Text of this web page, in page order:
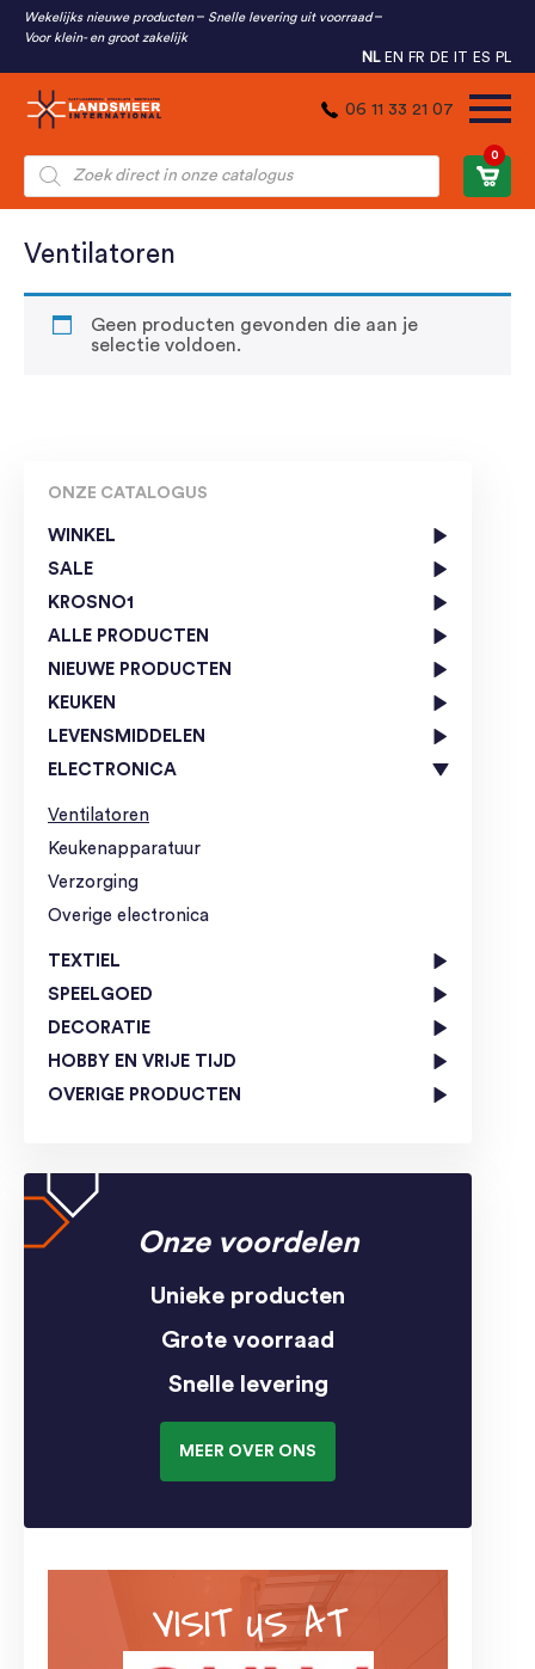
Wekelijks nieuwe producten
Snelle levering uit voorraad
Voor klein- en groot zakelijk
NL EN FR DE IT ES PL
06 11 33 21 07
Producten
zoeken
0
ONZE CATALOGUS
WINKEL
SALE
KROSNO1
ALLE PRODUCTEN
NIEUWE PRODUCTEN
KEUKEN
LEVENSMIDDELEN
ELECTRONICA
Ventilatoren
Keukenapparatuur
Verzorging
Overige electronica
TEXTIEL
SPEELGOED
DECORATIE
HOBBY EN VRIJE TIJD
OVERIGE PRODUCTEN
Onze voordelen
Unieke producten
Grote voorraad
Snelle levering
MEER OVER ONS
VISIT US AT
Ventilatoren
Geen producten gevonden die aan je
selectie voldoen.